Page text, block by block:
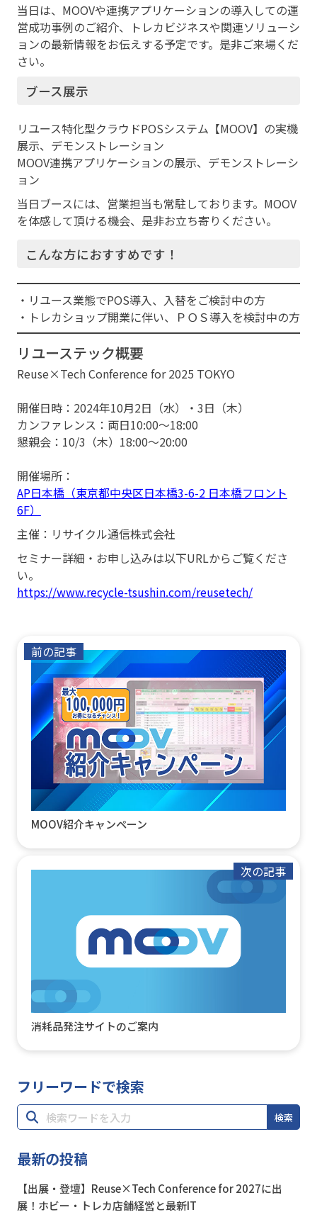
当日は、MOOVや連携アプリケーションの導入しての運
営成功事例のご紹介、トレカビジネスや関連ソリューシ
ョンの最新情報をお伝えする予定です。是非ご来場くだ
さい。
ブース展示
リユース特化型クラウドPOSシステム【MOOV】の実機
展示、デモンストレーション
MOOV連携アプリケーションの展示、デモンストレーシ
ョン
当日ブースには、営業担当も常駐しております。MOOV
を体感して頂ける機会、是非お立ち寄りください。
こんな方におすすめです！
・リユース業態でPOS導入、入替をご検討中の方
・トレカショップ開業に伴い、ＰＯＳ導入を検討中の方
リユーステック概要
Reuse×Tech Conference for 2025 TOKYO
開催日時：2024年10月2日（水）・3日（木）
カンファレンス：両日10:00〜18:00
懇親会：10/3（木）18:00〜20:00
開催場所：
AP日本橋（東京都中央区日本橋3-6-2 日本橋フロント
6F）
主催：リサイクル通信株式会社
セミナー詳細・お申し込みは以下URLからご覧くださ
い。
https://www.recycle-tsushin.com/reusetech/
MOOV紹介キャンペーン
前の記事
消耗品発注サイトのご案内
次の記事
フリーワードで検索
検索
最新の投稿
【出展・登壇】Reuse×Tech Conference for 2027に出
展！ホビー・トレカ店舗経営と最新IT